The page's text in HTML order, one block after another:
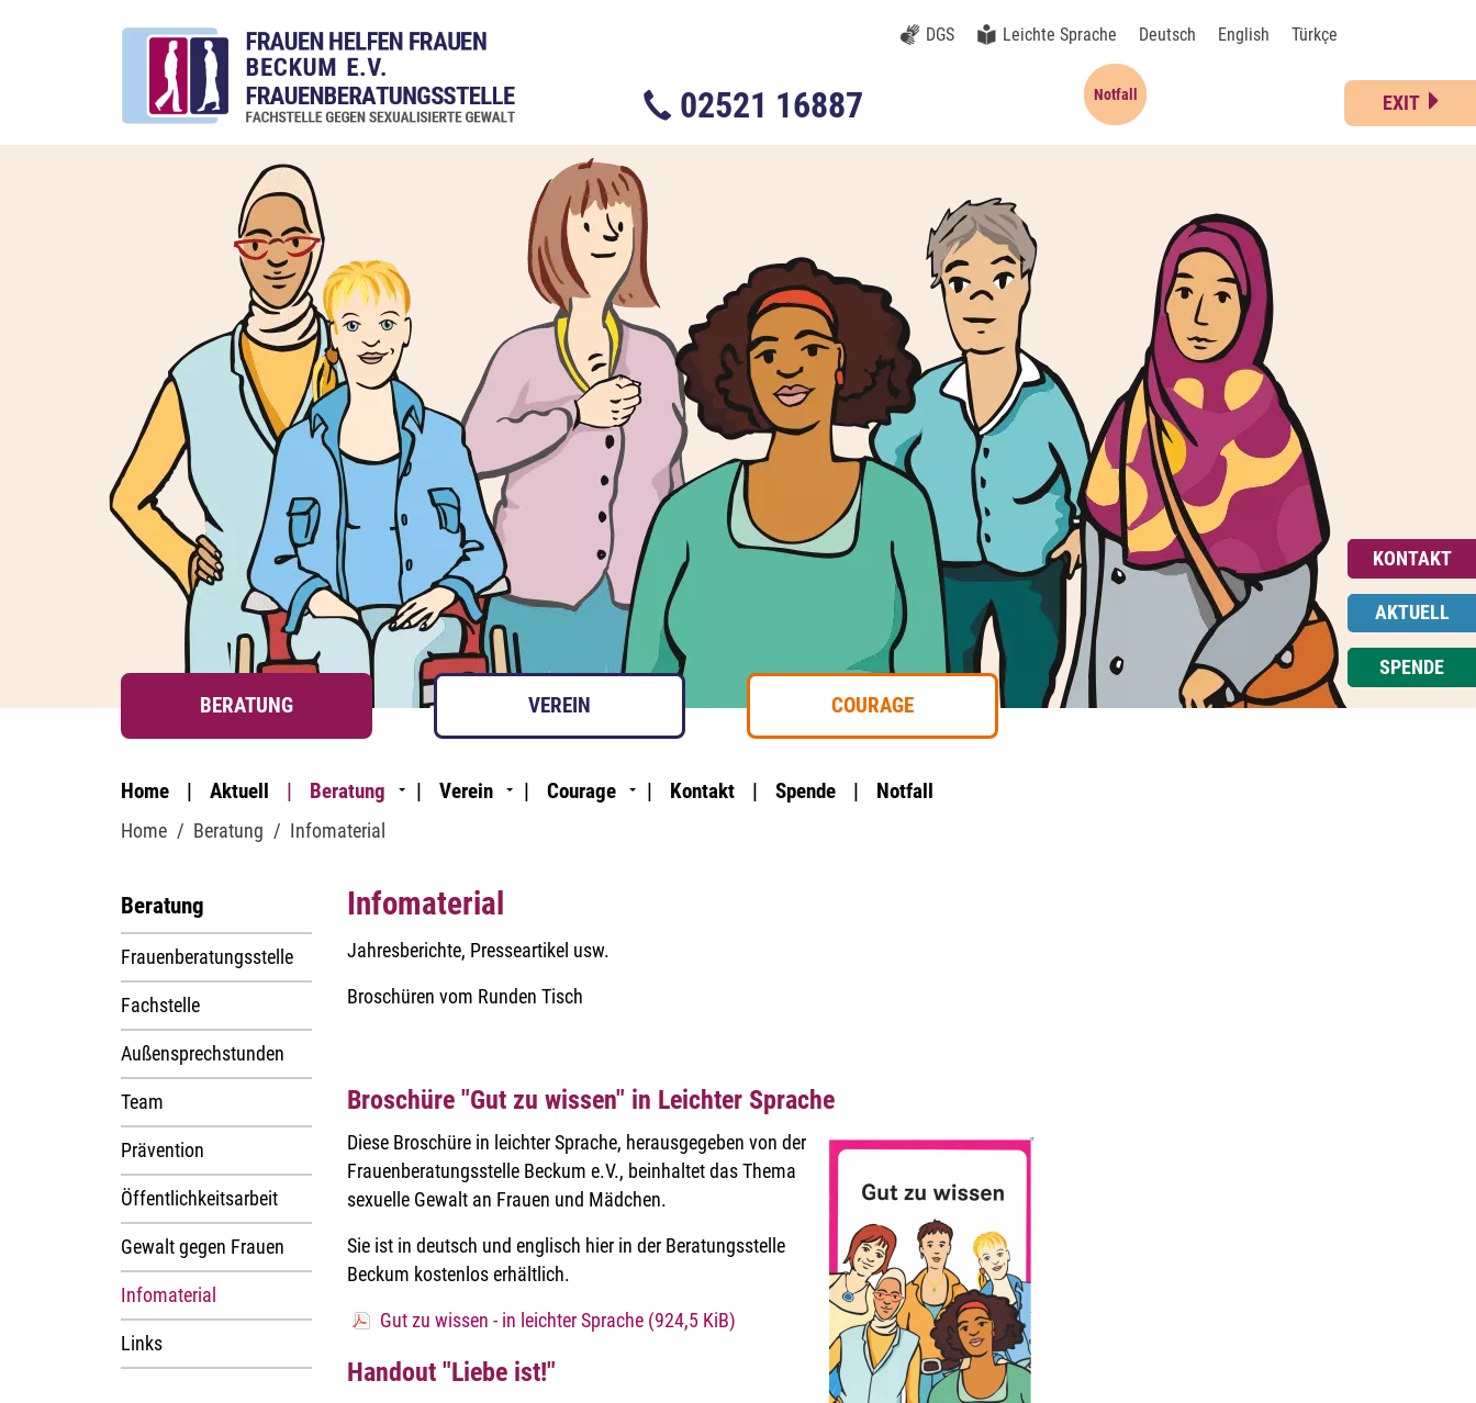
DGS Leichte Sprache Deutsch English Türkçe
02521 16887 Notfall EXIT
BERATUNG VEREIN COURAGE
Home Aktuell Beratung Verein Courage Kontakt Spende Notfall
Home Beratung Infomaterial
KONTAKT
AKTUELL
SPENDE
Infomaterial
Jahresberichte, Presseartikel usw.
Broschüren vom Runden Tisch
Broschüre "Gut zu wissen" in Leichter Sprache
Diese Broschüre in leichter Sprache, herausgegeben von der
Frauenberatungsstelle Beckum e.V., beinhaltet das Thema
sexuelle Gewalt an Frauen und Mädchen.
Sie ist in deutsch und englisch hier in der Beratungsstelle
Beckum kostenlos erhältlich.
Gut zu wissen - in leichter Sprache (924,5 KiB)
Handout "Liebe ist!"
Beratung
Frauenberatungsstelle
Fachstelle
Außensprechstunden
Team
Prävention
Öffentlichkeitsarbeit
Gewalt gegen Frauen
Infomaterial
Links